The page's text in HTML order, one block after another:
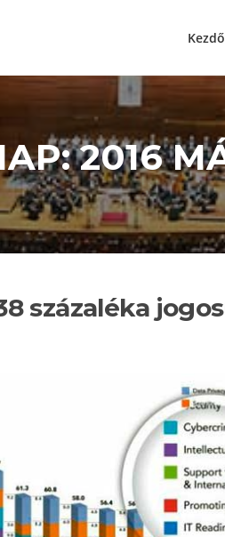
2016
százaléka